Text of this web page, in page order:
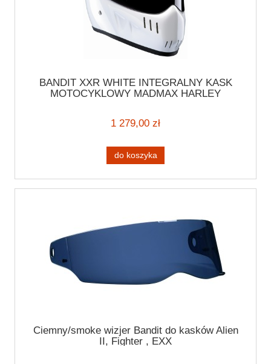
BANDIT XXR WHITE INTEGRALNY KASK
MOTOCYKLOWY MADMAX HARLEY
1 279,00 zł
do koszyka
Ciemny/smoke wizjer Bandit do kasków Alien
II, Fighter , EXX